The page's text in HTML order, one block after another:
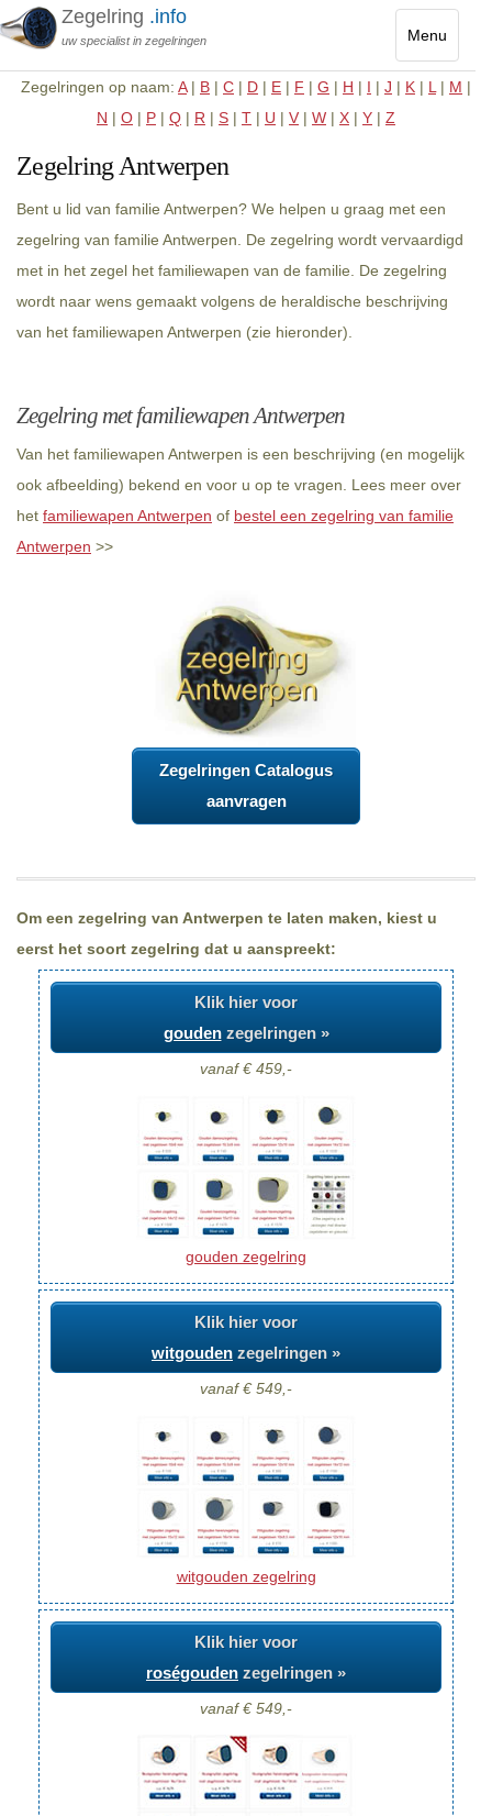
Menu
Toggle
Zegelring .info
uw specialist in zegelringen
Zegelringen op naam: A| B | C | D | E | F | G | H | I | J | K | L | M |
N | O | P | Q | R | S | T | U | V | W | X | Y | Z
Zegelring Antwerpen
Bent u lid van familie Antwerpen? We helpen u graag met een
zegelring van familie Antwerpen. De zegelring wordt vervaardigd
met in het zegel het familiewapen van de familie. De zegelring
wordt naar wens gemaakt volgens de heraldische beschrijving
van het familiewapen Antwerpen (zie hieronder).
Zegelring met familiewapen Antwerpen
Van het familiewapen Antwerpen is een beschrijving (en mogelijk
ook afbeelding) bekend en voor u op te vragen. Lees meer over
het familiewapen Antwerpen of bestel een zegelring van familie
Antwerpen >>
Zegelringen Catalogus
aanvragen
Om een zegelring van Antwerpen te laten maken, kiest u
eerst het soort zegelring dat u aanspreekt:
Klik hier voor
goudenzegelringen »
vanaf € 459,-
gouden zegelring
Klik hier voor
witgouden zegelringen »
vanaf € 549,-
witgouden zegelring
Klik hier voor
roségouden zegelringen »
vanaf € 549,-